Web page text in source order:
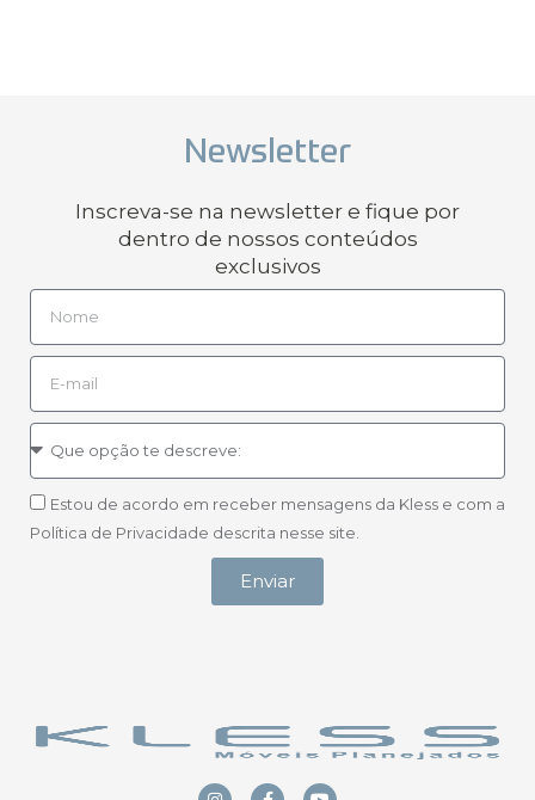
Newsletter
Inscreva-se na newsletter e fique por
dentro de nossos conteúdos
exclusivos
Estou de acordo em receber mensagens da Kless e com a
Política de Privacidade descrita nesse site.
Enviar